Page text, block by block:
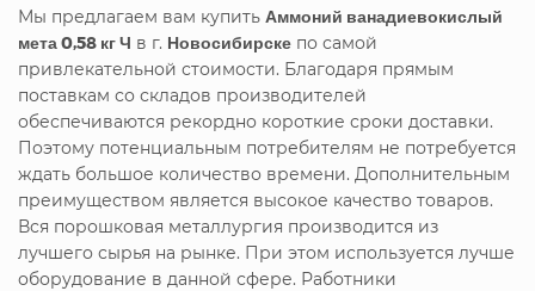
Мы предлагаем вам купить Аммоний ванадиевокислый
мета 0,58 кг Ч в г. Новосибирске по самой
привлекательной стоимости. Благодаря прямым
поставкам со складов производителей
обеспечиваются рекордно короткие сроки доставки.
Поэтому потенциальным потребителям не потребуется
ждать большое количество времени. Дополнительным
преимуществом является высокое качество товаров.
Вся порошковая металлургия производится из
лучшего сырья на рынке. При этом используется лучше
оборудование в данной сфере. Работники